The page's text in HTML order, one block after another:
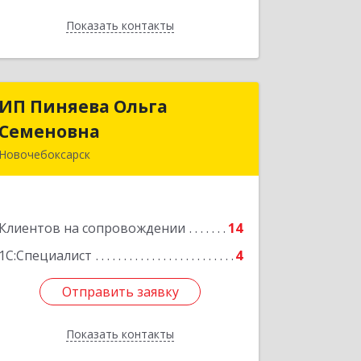
Показать контакты
Назад
ИП Пиняева Ольга
Семеновна
Новочебоксарск
Клиентов на сопровождении
14
1С:Специалист
4
Отправить заявку
Показать контакты
ИП Пиняева Ольга
кв.141
Отправить заявку
Назад